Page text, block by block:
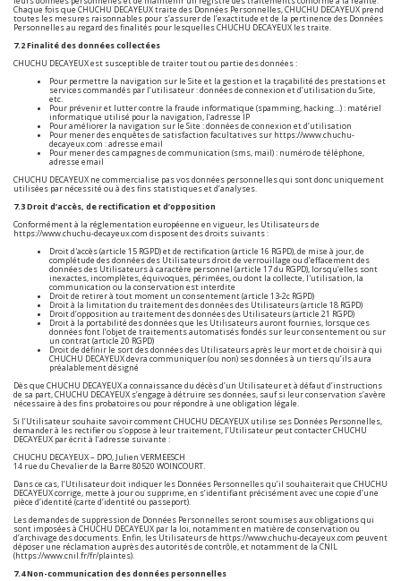
Chaque fois que CHUCHU DECAYEUX traite des Données Personnelles, CHUCHU DECAYEUX prend
toutes les mesures raisonnables pour s’assurer de l’exactitude et de la pertinence des Données
Personnelles au regard des finalités pour lesquelles CHUCHU DECAYEUX les traite.
7.2 Finalité des données collectées
CHUCHU DECAYEUX est susceptible de traiter tout ou partie des données :
Pour permettre la navigation sur le Site et la gestion et la traçabilité des prestations et
services commandés par l’utilisateur : données de connexion et d’utilisation du Site,
etc.
Pour prévenir et lutter contre la fraude informatique (spamming, hacking…) : matériel
informatique utilisé pour la navigation, l’adresse IP
Pour améliorer la navigation sur le Site : données de connexion et d’utilisation
Pour mener des enquêtes de satisfaction facultatives sur https://www.chuchu-
decayeux.com : adresse email
Pour mener des campagnes de communication (sms, mail) : numéro de téléphone,
adresse email
CHUCHU DECAYEUX ne commercialise pas vos données personnelles qui sont donc uniquement
utilisées par nécessité ou à des fins statistiques et d’analyses.
7.3 Droit d’accès, de rectification et d’opposition
Conformément à la réglementation européenne en vigueur, les Utilisateurs de
https://www.chuchu-decayeux.com disposent des droits suivants :
Droit d'accès (article 15 RGPD) et de rectification (article 16 RGPD), de mise à jour, de
complétude des données des Utilisateurs droit de verrouillage ou d’effacement des
données des Utilisateurs à caractère personnel (article 17 du RGPD), lorsqu’elles sont
inexactes, incomplètes, équivoques, périmées, ou dont la collecte, l'utilisation, la
communication ou la conservation est interdite
Droit de retirer à tout moment un consentement (article 13-2c RGPD)
Droit à la limitation du traitement des données des Utilisateurs (article 18 RGPD)
Droit d’opposition au traitement des données des Utilisateurs (article 21 RGPD)
Droit à la portabilité des données que les Utilisateurs auront fournies, lorsque ces
données font l’objet de traitements automatisés fondés sur leur consentement ou sur
un contrat (article 20 RGPD)
Droit de définir le sort des données des Utilisateurs après leur mort et de choisir à qui
CHUCHU DECAYEUX devra communiquer (ou non) ses données à un tiers qu’ils aura
préalablement désigné
Dès que CHUCHU DECAYEUX a connaissance du décès d’un Utilisateur et à défaut d’instructions
de sa part, CHUCHU DECAYEUX s’engage à détruire ses données, sauf si leur conservation s’avère
nécessaire à des fins probatoires ou pour répondre à une obligation légale.
Si l’Utilisateur souhaite savoir comment CHUCHU DECAYEUX utilise ses Données Personnelles,
demander à les rectifier ou s’oppose à leur traitement, l’Utilisateur peut contacter CHUCHU
DECAYEUX par écrit à l’adresse suivante :
CHUCHU DECAYEUX – DPO, Julien VERMEESCH
14 rue du Chevalier de la Barre 80520 WOINCOURT.
Dans ce cas, l’Utilisateur doit indiquer les Données Personnelles qu’il souhaiterait que CHUCHU
DECAYEUX corrige, mette à jour ou supprime, en s’identifiant précisément avec une copie d’une
pièce d’identité (carte d’identité ou passeport).
Les demandes de suppression de Données Personnelles seront soumises aux obligations qui
sont imposées à CHUCHU DECAYEUX par la loi, notamment en matière de conservation ou
d’archivage des documents. Enfin, les Utilisateurs de https://www.chuchu-decayeux.com peuvent
déposer une réclamation auprès des autorités de contrôle, et notamment de la CNIL
(https://www.cnil.fr/fr/plaintes).
7.4 Non-communication des données personnelles